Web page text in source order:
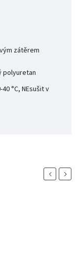
zátěrem
polyuretan
°C, NEsušit v
PreviousNext